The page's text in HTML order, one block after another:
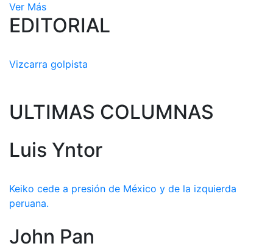
Ver Más
EDITORIAL
Vizcarra golpista
ULTIMAS COLUMNAS
Luis Yntor
Keiko cede a presión de México y de la izquierda
peruana.
John Pan